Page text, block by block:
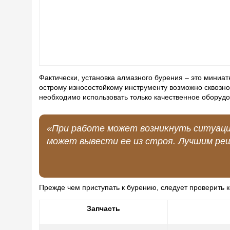
Фактически, установка алмазного бурения – это
острому износостойкому инструменту возможно
необходимо использовать только качественное
«При работе может возникнуть
может вывести ее из строя. Лучшим
Прежде чем приступать к бурению, следует
Запчасть